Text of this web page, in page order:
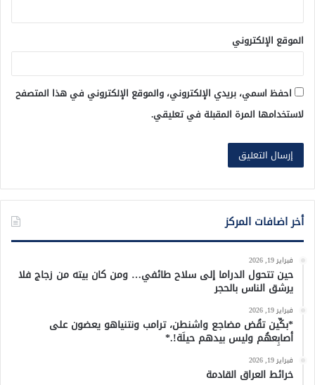
الموقع الإلكتروني
احفظ اسمي، بريدي الإلكتروني، والموقع الإلكتروني في هذا المتصفح
لاستخدامها المرة المقبلة في تعليقي.
أخر اضافات المركز
فبراير 19, 2026
حين تتحول الدراما إلى سلاح طائفي… ومن كان بيته من زجاج فلا
يرشق الناس بالحجر
فبراير 19, 2026
*بكِّين تقُض مضاجع واشنطن، ترامب ونتنياهو يعضون على
أصابِعهُم وليس بيدهم حيلَة!.*
فبراير 19, 2026
خرائط العراق القادمة